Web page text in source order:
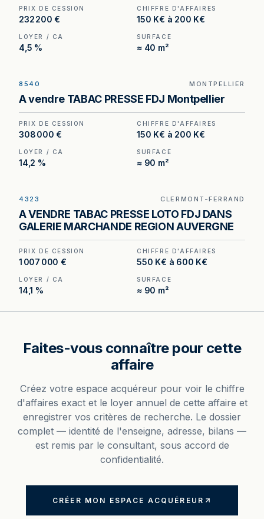
PRIX DE CESSION
232 200 €
CHIFFRE D'AFFAIRES
150 K€ à 200 K€
LOYER / CA
4,5 %
SURFACE
≈ 40 m²
d'affaires, fermeture tous les week-ends.
8540 MONTPELLIER
A vendre TABAC PRESSE FDJ Montpellier
PRIX DE CESSION
308 000 €
CHIFFRE D'AFFAIRES
150 K€ à 200 K€
LOYER / CA
14,2 %
SURFACE
≈ 90 m²
Ferrand, au prix de 1 007 000 €. (Honoraires à la
charge de l'acquéreur : 57 000 €).
4323 CLERMONT-FERRAND
A VENDRE TABAC PRESSE LOTO FDJ DANS
GALERIE MARCHANDE REGION AUVERGNE
PRIX DE CESSION
1 007 000 €
CHIFFRE D'AFFAIRES
550 K€ à 600 K€
LOYER / CA
14,1 %
SURFACE
≈ 90 m²
Faites-vous connaître pour cette
affaire
Créez votre espace acquéreur pour voir le chiffre
d'affaires exact et le loyer annuel de cette affaire et
enregistrer vos critères de recherche. Le dossier
complet — identité de l'enseigne, adresse, bilans —
est remis par le consultant, sous accord de
confidentialité.
CRÉER MON ESPACE ACQUÉREUR